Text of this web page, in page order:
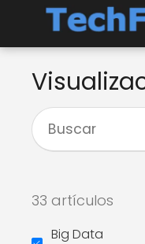
33 artículos
Big Data